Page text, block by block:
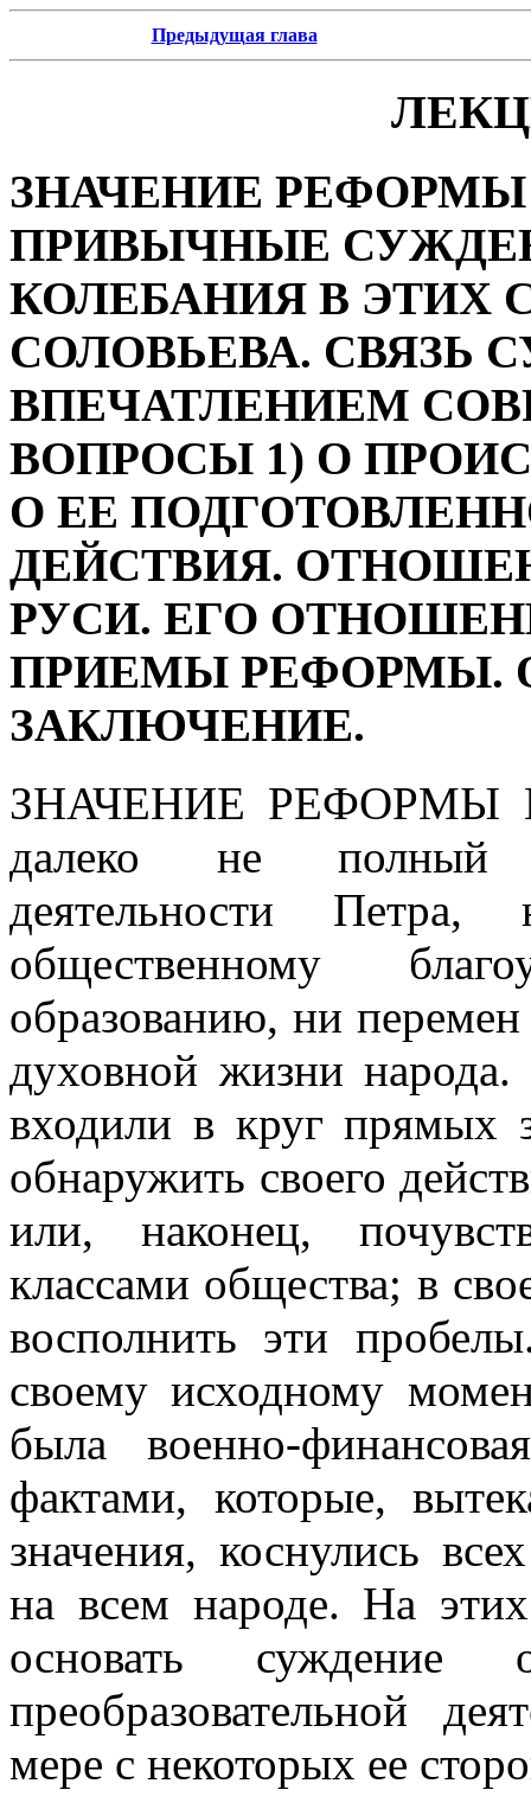
Предыдущая глава
ЗНАЧЕНИЕ РЕФОРМЫ
ПРИВЫЧНЫЕ
КОЛЕБАНИЯ В ЭТИХ
СОЛОВЬЕВА. СВЯЗЬ
ВПЕЧАТЛЕНИЕМ
ВОПРОСЫ 1) О
О ЕЕ
ДЕЙСТВИЯ.
РУСИ. ЕГО
ПРИЕМЫ РЕФОРМЫ.
ЗАКЛЮЧЕНИЕ.
ЗНАЧЕНИЕ РЕФОРМЫ
далеко не полный
деятельности
общественному
образованию, ни
духовной жизни
входили в круг прямых
обнаружить своего
или, наконец,
классами общества; в
восполнить эти
своему исходному
была военно-
фактами, которые,
значения, коснулись
на всем народе. На
основать
преобразовательной
мере с некоторых ее